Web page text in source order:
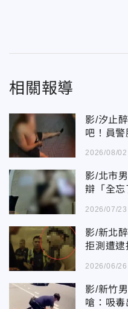
相關報導
影/汐止
吧！員
2026/08/
影/北市
辯「全忘
2026/07/
影/新北
拒測遭逮
2026/06/
影/新竹
嗆：吸毒